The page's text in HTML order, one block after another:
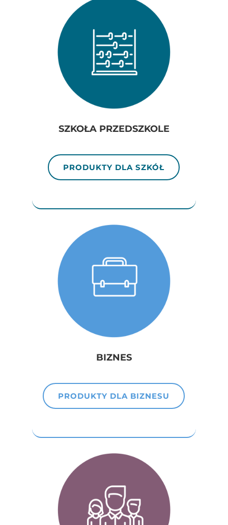
SZKOŁA PRZEDSZKOLE
PRODUKTY DLA SZKÓŁ
BIZNES
PRODUKTY DLA BIZNESU